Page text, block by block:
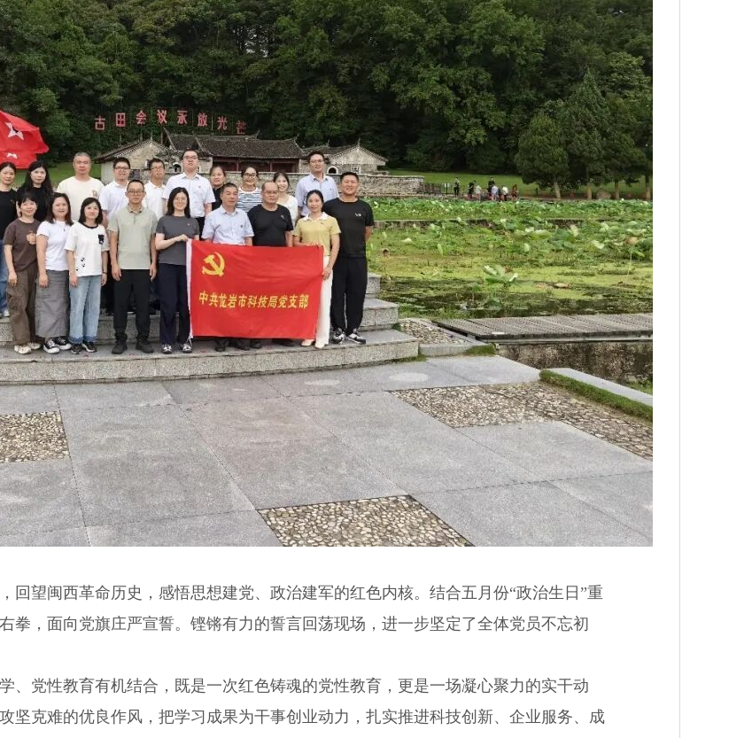
望闽西革命历史，感悟思想建党、政治建军的红色内核。结合五月份“政治生日”重
拳，面向党旗庄严宣誓。铿锵有力的誓言回荡现场，进一步坚定了全体党员不忘初
党性教育有机结合，既是一次红色铸魂的党性教育，更是一场凝心聚力的实干动
坚克难的优良作风，把学习成果为干事创业动力，扎实推进科技创新、企业服务、成